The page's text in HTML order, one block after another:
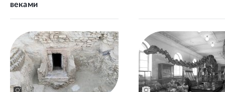
веками